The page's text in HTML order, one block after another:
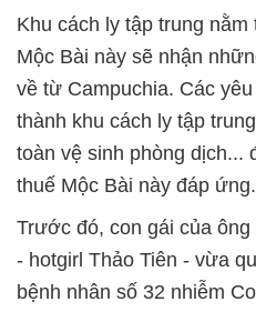
Khu cách ly tập trung
Mộc Bài này sẽ nhận
về từ Campuchia. Các
thành khu cách ly tập
toàn vệ sinh phòng dịch...
thuế Mộc Bài này đáp ứng.
Trước đó, con gái của
- hotgirl Thảo Tiên - vừa
bệnh nhân số 32 nhiễm